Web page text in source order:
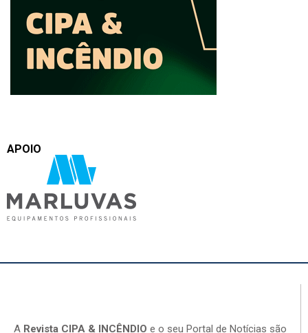
APOIO
A Revista CIPA & INCÊNDIO e o seu Portal de Notícias são